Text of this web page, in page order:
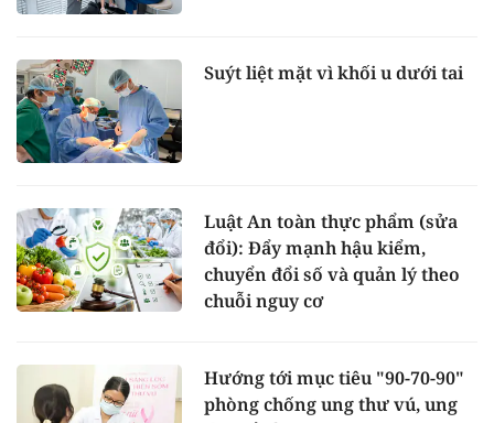
Suýt liệt mặt vì khối u dưới tai
Luật An toàn thực phẩm (sửa
đổi): Đẩy mạnh hậu kiểm,
chuyển đổi số và quản lý theo
chuỗi nguy cơ
Hướng tới mục tiêu "90-70-90"
phòng chống ung thư vú, ung